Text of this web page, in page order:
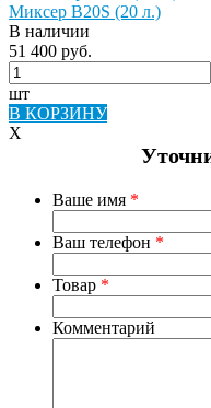
Миксер B20S (20 л.)
В наличии
51 400 руб.
шт
В КОРЗИНУ
X
Ваше имя *
Ваш телефон *
Товар *
Комментарий